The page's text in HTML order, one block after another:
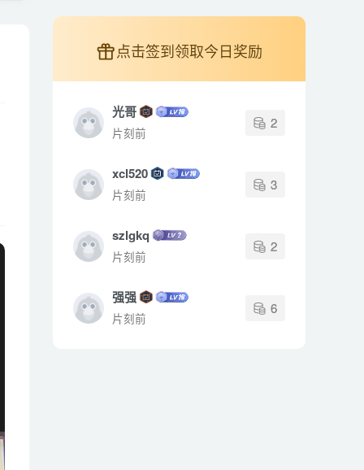
点击签到领取今日奖励
光哥
片刻前
2
xcl520
片刻前
3
szlgkq
片刻前
2
强强
片刻前
6